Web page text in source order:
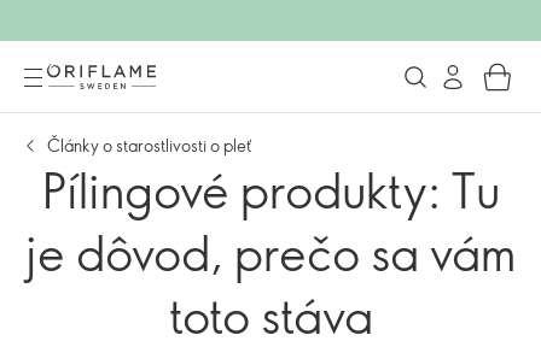
Články o starostlivosti o pleť
Pílingové produkty: Tu
je dôvod, prečo sa vám
toto stáva